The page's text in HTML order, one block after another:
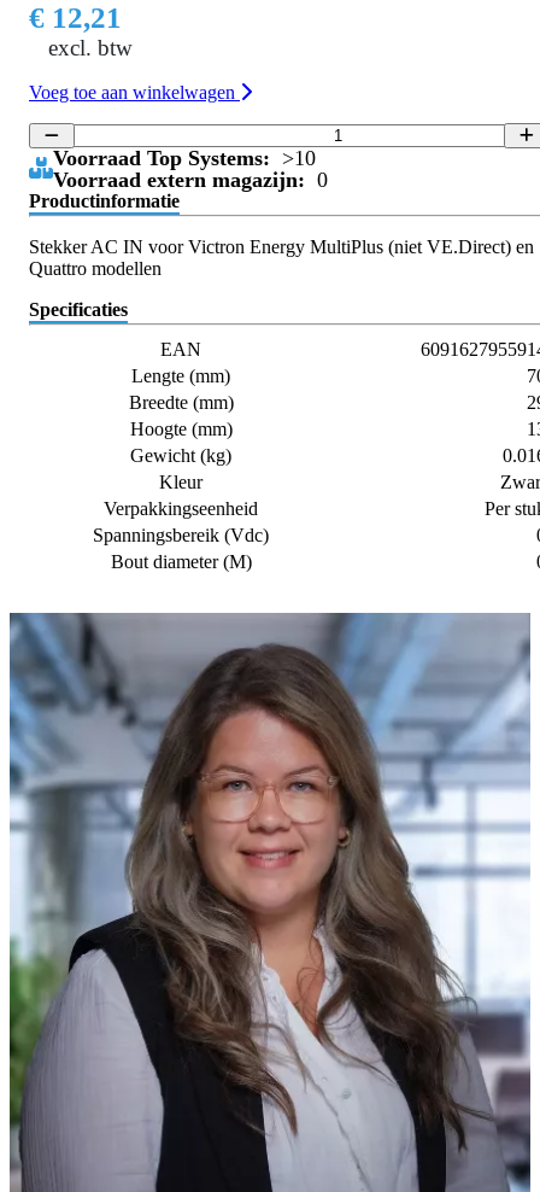
€ 12,21
excl. btw
Voeg toe aan winkelwagen
Voorraad Top Systems: >10
Voorraad extern magazijn: 0
Productinformatie
Stekker AC IN voor Victron Energy MultiPlus (niet VE.Direct) en
Quattro modellen
Specificaties
EAN
Lengte (mm)
Breedte (mm)
Hoogte (mm)
Gewicht (kg)
Kleur
Verpakkingseenheid
Per
Spanningsbereik (Vdc)
Bout diameter (M)